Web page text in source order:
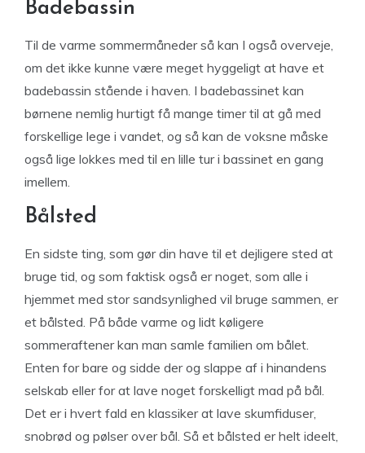
Badebassin
Til de varme sommermåneder så kan I også overveje,
om det ikke kunne være meget hyggeligt at have et
badebassin stående i haven. I badebassinet kan
børnene nemlig hurtigt få mange timer til at gå med
forskellige lege i vandet, og så kan de voksne måske
også lige lokkes med til en lille tur i bassinet en gang
imellem.
Bålsted
En sidste ting, som gør din have til et dejligere sted at
bruge tid, og som faktisk også er noget, som alle i
hjemmet med stor sandsynlighed vil bruge sammen, er
et bålsted. På både varme og lidt køligere
sommeraftener kan man samle familien om bålet.
Enten for bare og sidde der og slappe af i hinandens
selskab eller for at lave noget forskelligt mad på bål.
Det er i hvert fald en klassiker at lave skumfiduser,
snobrød og pølser over bål. Så et bålsted er helt ideelt,